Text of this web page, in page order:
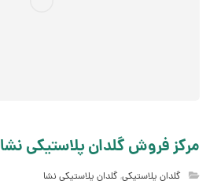
مرکز فروش گلدان پلاستیکی نشا
گلدان پلاستیکی,گلدان پلاستیکی نشا